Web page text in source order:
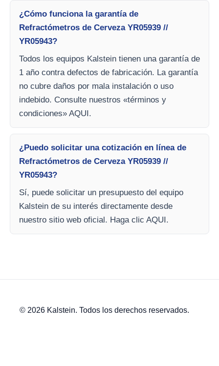
¿Cómo funciona la garantía de
Refractómetros de Cerveza YR05939 //
YR05943?
Todos los equipos Kalstein tienen una garantía de
1 año contra defectos de fabricación. La garantía
no cubre daños por mala instalación o uso
indebido. Consulte nuestros «términos y
condiciones» AQUI.
¿Puedo solicitar una cotización en línea de
Refractómetros de Cerveza YR05939 //
YR05943?
Sí, puede solicitar un presupuesto del equipo
Kalstein de su interés directamente desde
nuestro sitio web oficial. Haga clic AQUI.
© 2026 Kalstein. Todos los derechos reservados.